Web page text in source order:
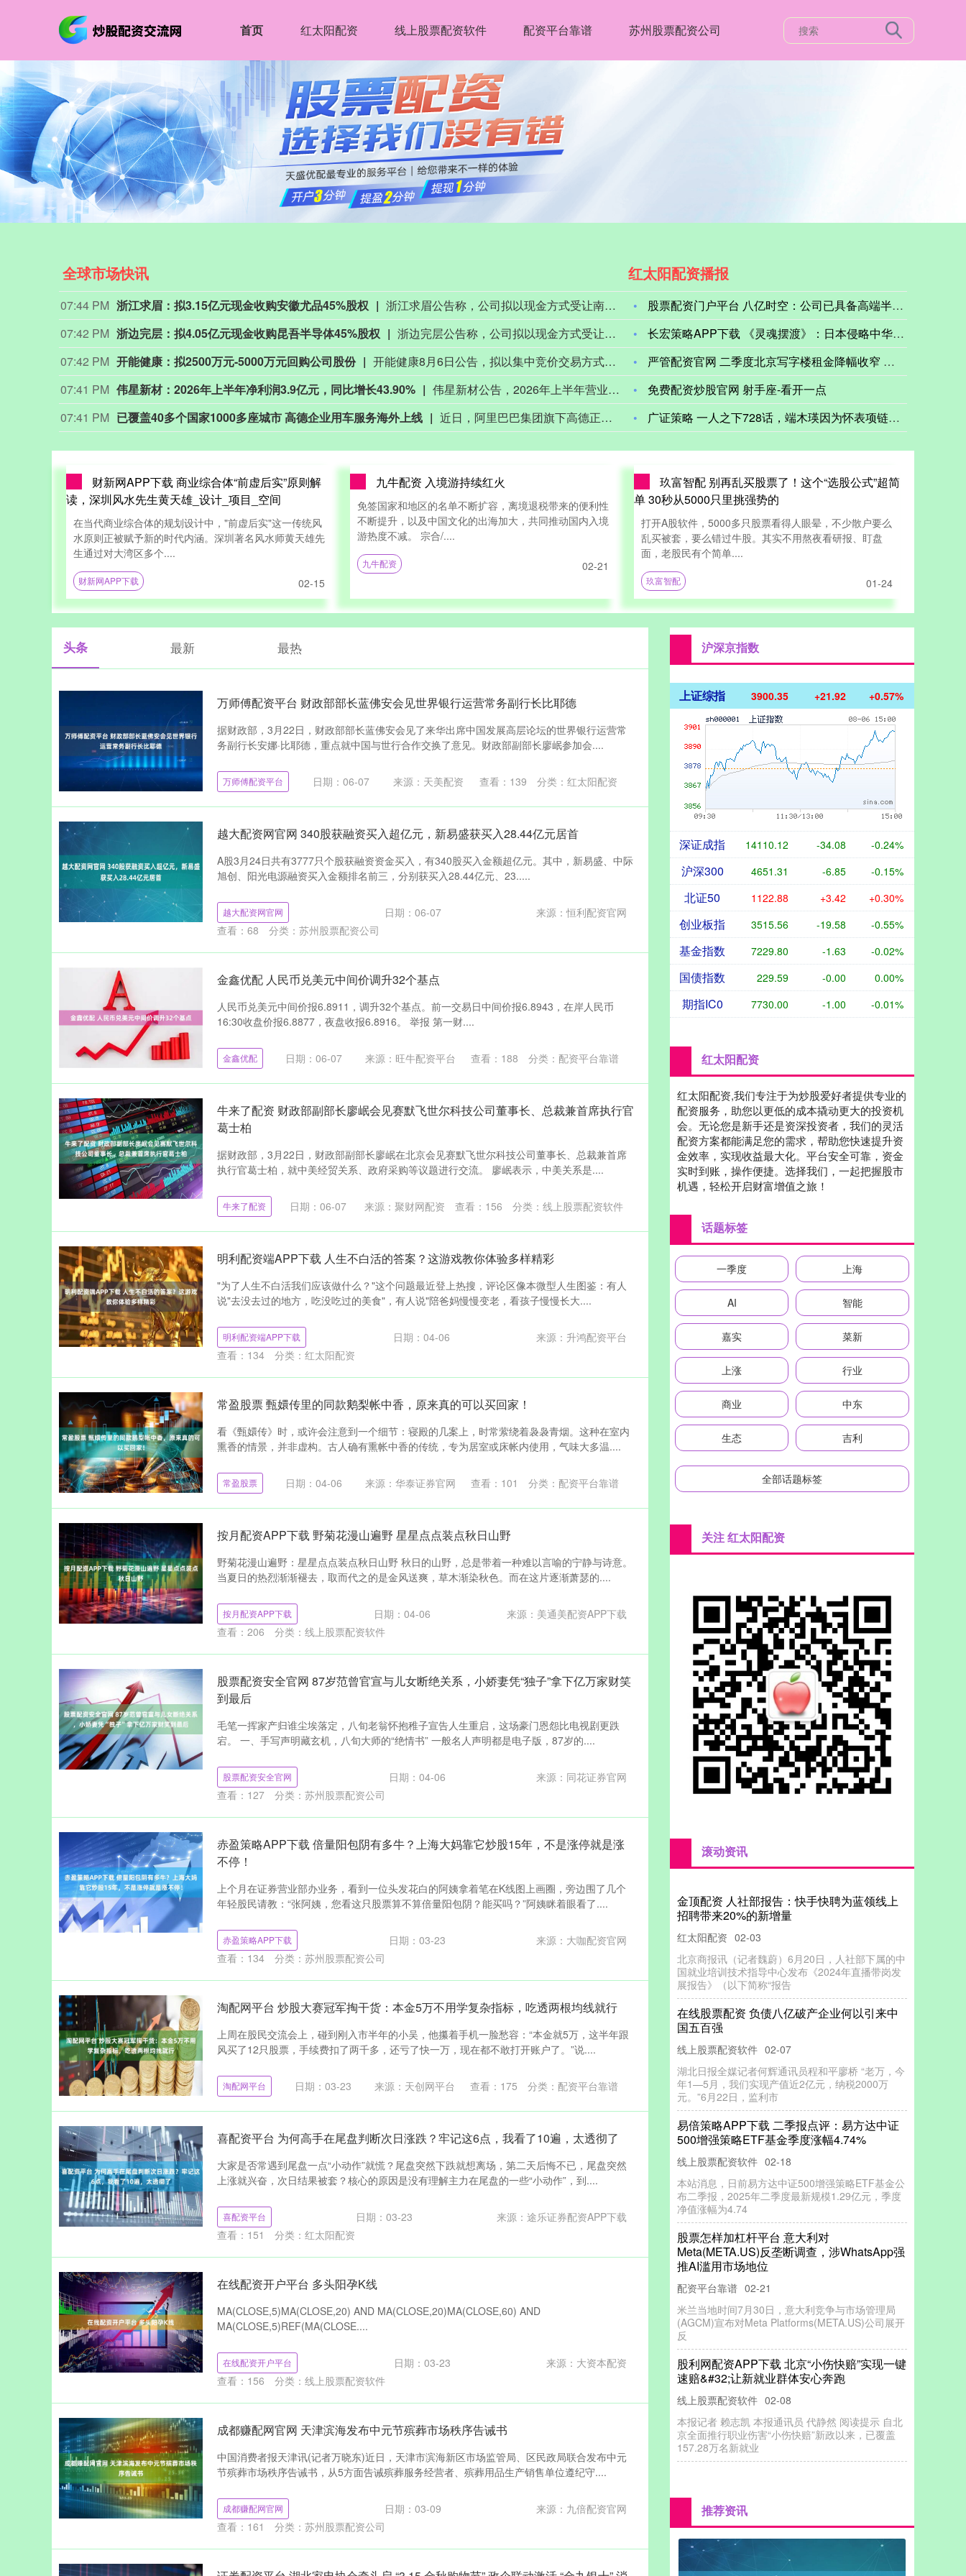
首页 红太阳配资 线上股票配资软件 配资平台靠谱 苏州股票配资公司
全球市场快讯
07:40 PM 罗森布拉特证券公司将AMD目标价从665美元上调至700美元。
罗森布拉特证券公司将AMD目标价从665美元上调至700美元。
07:39 PM 棒约翰下调年度销售预测后，其股价盘前下跌6%。
棒约翰下调年度销售预测后，其股价盘前下跌6%。
07:38 PM
四川百利天恒药业股份有限公司向港交所提交上市申请书，联席保荐人为中信证券、Jefferies、中金公司‌、德意志银行‌。
四川百利天恒药业股份有限公司向港交所提交上市申请书，
07:37 PM 英国竞争与市场管理局批准派拉蒙天舞传媒收购华纳兄弟探索集团相关交易。
英国竞争与市场管理局批准派拉蒙天舞传媒收购华纳兄弟探索集团相关交易。
07:37 PM 智微智能：股票交易异常波动 多项业务营收占比较低 智微智能公告称，公司股票于2026年8月4日至6日连续3个交易日收盘价格涨幅偏离值累计超20%，属异常波动。截至8月6日，公司市盈率偏离行业平均估值水平。子公司腾云智算HAT云平台、具身智能控制器业务、与英伟达合作业务2026年上半年营收占比均不足1%。公司持有元川微4.64%股权，其商业落地前景存风险。此外，公司正推进2026年度向特定对象发行A股股票事项，能否实施及时间尚不确定。
红太阳配资播报
股票配资门户平台 八亿时空：公司已具备高端半导体KrF光刻胶
长宏策略APP下载 《灵魂摆渡》：日本侵略中华的时候，神在哪
严管配资官网 二季度北京写字楼租金降幅收窄 外资加速布局中国
免费配资炒股官网 射手座-看开一点
广证策略 一人之下728话，端木瑛因为怀表项链身份曝光，被吕
财新网APP下载 商业综合体“前虚后实”原则解
读，深圳风水先生黄天雄_设计_项目_空间
在当代商业综合体的规划设计中，"前虚后实"这一传统风
水原则正被赋予新的时代内涵。深圳著名风水师黄天雄先
生通过对大湾区多个....
财新网APP下载 02-15
九牛配资 入境游持续红火
免签国家和地区的名单不断扩容，离境退税带来的便利性
不断提升，以及中国文化的出海加大，共同推动国内入境
游热度不减。 宗合/....
九牛配资 02-21
玖富智配 别再乱买股票了！这个“选股公式”超简
单 30秒从5000只里挑强势的
打开A股软件，5000多只股票看得人眼晕，不少散户要么
乱买被套，要么错过牛股。其实不用熬夜看研报、盯盘
面，老股民有个简单....
玖富智配 01-24
头条 最新 最热
万师傅配资平台 财政部部长蓝佛安会见世界银行运营常务副行长比耶德
据财政部，3月22日，财政部部长蓝佛安会见了来华出席中国发展高层论坛的世界银行运营常
务副行长安娜·比耶德，重点就中国与世行合作交换了意见。财政部副部长廖岷参加会....
万师傅配资平台 日期：06-07 来源：天美配资 查看： 139 分类：红太阳配资
越大配资网官网 340股获融资买入超亿元，新易盛获买入28.44亿元居首
A股3月24日共有3777只个股获融资资金买入，有340股买入金额超亿元。其中，新易盛、中际
旭创、阳光电源融资买入金额排名前三，分别获买入28.44亿元、23.....
越大配资网官网 日期：06-07
来源：恒利配资官网
查看： 68 分类： 苏州股票配资公司
金鑫优配 人民币兑美元中间价调升32个基点
人民币兑美元中间价报6.8911，调升32个基点。前一交易日中间价报6.8943，在岸人民币
16:30收盘价报6.8877，夜盘收报6.8916。 举报 第一财....
金鑫优配 日期：06-07 来源：旺牛配资平台 查看： 188 分类： 配资平台靠谱
牛来了配资 财政部副部长廖岷会见赛默飞世尔科技公司董事长、总裁兼首席执行官
葛士柏
据财政部，3月22日，财政部副部长廖岷在北京会见赛默飞世尔科技公司董事长、总裁兼首席
执行官葛士柏，就中美经贸关系、政府采购等议题进行交流。 廖岷表示，中美关系是....
牛来了配资 日期：06-07 来源：聚财网配资 查看： 156 分类：线上股票配资软件
明利配资端APP下载 人生不白活的答案？这游戏教你体验多样精彩
"为了人生不白活我们应该做什么？"这个问题最近登上热搜，评论区像本微型人生图鉴：有人
说"去没去过的地方，吃没吃过的美食"，有人说"陪爸妈慢慢变老，看孩子慢慢长大....
明利配资端APP下载 日期：04-06
来源：升鸿配资平台
查看： 134 分类： 红太阳配资
常盈股票 甄嬛传里的同款鹅梨帐中香，原来真的可以买回家！
看《甄嬛传》时，或许会注意到一个细节：寝殿的几案上，时常萦绕着袅袅青烟。这种在室内
熏香的情景，并非虚构。古人确有熏帐中香的传统，专为居室或床帐内使用，气味大多温....
常盈股票 日期：04-06 来源：华泰证券官网 查看： 101 分类： 配资平台靠谱
按月配资APP下载 野菊花漫山遍野 星星点点装点秋日山野
野菊花漫山遍野：星星点点装点秋日山野 秋日的山野，总是带着一种难以言喻的宁静与诗意。
当夏日的热烈渐渐褪去，取而代之的是金风送爽，草木渐染秋色。而在这片逐渐萧瑟的....
按月配资APP下载 日期：04-06
来源：美通美配资APP下载
查看： 206 分类： 线上股票配资软件
股票配资安全官网 87岁范曾官宣与儿女断绝关系，小娇妻凭“独子”拿下亿万家财笑
到最后
毛笔一挥家产归谁尘埃落定，八旬老翁怀抱稚子宣告人生重启，这场豪门恩怨比电视剧更跌
宕。 一、手写声明藏玄机，八旬大师的“绝情书” 一般名人声明都是电子版，87岁的....
股票配资安全官网 日期：04-06
来源：同花证券官网
查看： 127 分类： 苏州股票配资公司
赤盈策略APP下载 倍量阳包阴有多牛？上海大妈靠它炒股15年，不是涨停就是涨
不停！
上个月在证券营业部办业务，看到一位头发花白的阿姨拿着笔在K线图上画圈，旁边围了几个
年轻股民请教：“张阿姨，您看这只股票算不算倍量阳包阴？能买吗？”阿姨眯着眼看了....
赤盈策略APP下载 日期：03-23
来源：大咖配资官网
查看： 134 分类： 苏州股票配资公司
淘配网平台 炒股大赛冠军掏干货：本金5万不用学复杂指标，吃透两根均线就行
上周在股民交流会上，碰到刚入市半年的小吴，他攥着手机一脸愁容：“本金就5万，这半年跟
风买了12只股票，手续费扣了两千多，还亏了快一万，现在都不敢打开账户了。”说....
淘配网平台 日期：03-23 来源：天创网平台 查看： 175 分类：配资平台靠谱
喜配资平台 为何高手在尾盘判断次日涨跌？牢记这6点，我看了10遍，太透彻了
大家是否常遇到尾盘一点“小动作”就慌？尾盘突然下跌就想离场，第二天后悔不已，尾盘突然
上涨就兴奋，次日结果被套？核心的原因是没有理解主力在尾盘的一些“小动作”，到....
喜配资平台 日期：03-23
来源：途乐证券配资APP下载
查看： 151 分类： 红太阳配资
在线配资开户平台 多头阳孕K线
MA(CLOSE,5)MA(CLOSE,20) AND MA(CLOSE,20)MA(CLOSE,60) AND
MA(CLOSE,5)REF(MA(CLOSE....
在线配资开户平台 日期：03-23
来源：大资本配资
查看： 156 分类： 线上股票配资软件
成都赚配网官网 天津滨海发布中元节殡葬市场秩序告诫书
中国消费者报天津讯(记者万晓东)近日，天津市滨海新区市场监管局、区民政局联合发布中元
节殡葬市场秩序告诫书，从5方面告诫殡葬服务经营者、殡葬用品生产销售单位遵纪守....
成都赚配网官网 日期：03-09
来源：九倍配资官网
查看： 161 分类： 苏州股票配资公司
沪深京指数
上证综指 3900.35 +21.92 +0.57%
深证成指 14110.12 -34.08 -0.24%
沪深300 4651.31 -6.85 -0.15%
北证50 1122.88 +3.42 +0.30%
创业板指 3515.56 -19.58 -0.55%
基金指数 7229.80 -1.63 -0.02%
国债指数 229.59 -0.00 0.00%
期指IC0 7730.00 -1.00 -0.01%
红太阳配资
红太阳配资,我们专注于为炒股爱好者提供专业的
配资服务，助您以更低的成本撬动更大的投资机
会。无论您是新手还是资深投资者，我们的灵活
配资方案都能满足您的需求，帮助您快速提升资
金效率，实现收益最大化。平台安全可靠，资金
实时到账，操作便捷。选择我们，一起把握股市
机遇，轻松开启财富增值之旅！
话题标签
一季度 上海
AI 智能
嘉实 菜新
上涨 行业
商业 中东
生态 吉利
全部话题标签
关注 红太阳配资
滚动资讯
金顶配资 人社部报告：快手快聘为蓝领线上
招聘带来20%的新增量
红太阳配资 02-03
北京商报讯（记者魏蔚）6月20日，人社部下属的中
国就业培训技术指导中心发布《2024年直播带岗发
展报告》（以下简称“报告
在线股票配资 负债八亿破产企业何以引来中
国五百强
线上股票配资软件 02-07
湖北日报全媒记者何辉通讯员程和平廖桥 “老万，今
年1—5月，我们实现产值近2亿元，纳税2000万
元。”6月22日，监利市
易倍策略APP下载 二季报点评：易方达中证
500增强策略ETF基金季度涨幅4.74%
线上股票配资软件 02-18
本站消息，日前易方达中证500增强策略ETF基金公
布二季报，2025年二季度最新规模1.29亿元，季度
净值涨幅为4.74
股票怎样加杠杆平台 意大利对
Meta(META.US)反垄断调查，涉WhatsApp强
推AI滥用市场地位
配资平台靠谱 02-21
米兰当地时间7月30日，意大利竞争与市场管理局
(AGCM)宣布对Meta Platforms(META.US)公司展开
反
股利网配资APP下载 北京“小伤快赔”实现一键
速赔&#32;让新就业群体安心奔跑
线上股票配资软件 02-08
本报记者 赖志凯 本报通讯员 代静然 阅读提示 自北
京全面推行职业伤害“小伤快赔”新政以来，已覆盖
157.28万名新就业
推荐资讯